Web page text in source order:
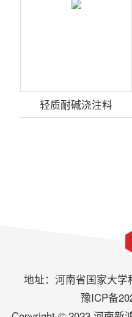
轻质耐碱浇注料
地址：河南省国家大学
豫ICP备